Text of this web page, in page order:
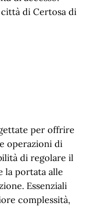
di Certosa di
per offrire
operazioni di
di regolare il
la portata alle
Essenziali
complessità,